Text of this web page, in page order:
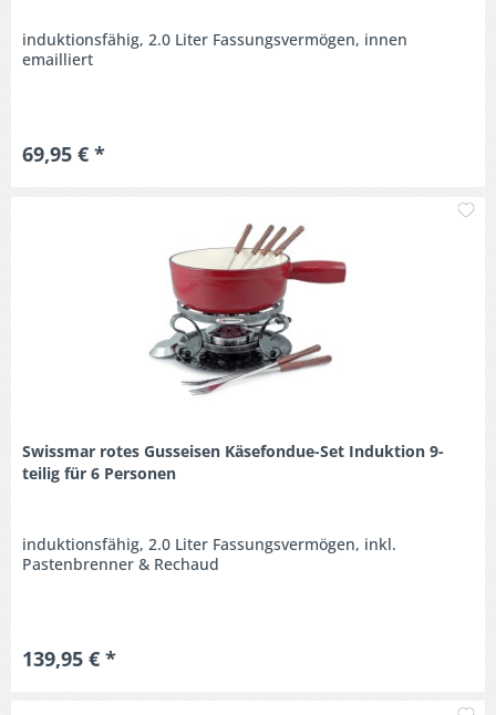
induktionsfähig, 2.0 Liter Fassungsvermögen, innen
emailliert
69,95 € *
Swissmar rotes Gusseisen Käsefondue-Set Induktion 9-
teilig für 6 Personen
induktionsfähig, 2.0 Liter Fassungsvermögen, inkl.
Pastenbrenner & Rechaud
139,95 € *